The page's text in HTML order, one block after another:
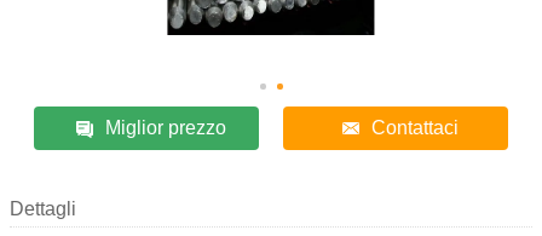
Miglior prezzo Contattaci
Dettagli